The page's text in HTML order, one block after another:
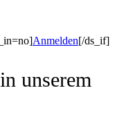
Anmelden[/ds_if]
unserem